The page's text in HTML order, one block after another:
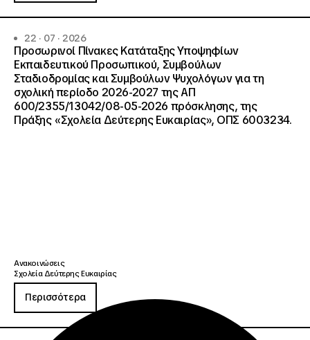
22 · 07 · 2026
Προσωρινοί Πίνακες Κατάταξης Υποψηφίων
Εκπαιδευτικού Προσωπικού, Συμβούλων
Σταδιοδρομίας και Συμβούλων Ψυχολόγων για τη
σχολική περίοδο 2026-2027 της ΑΠ
600/2355/13042/08-05-2026 πρόσκλησης, της
Πράξης «Σχολεία Δεύτερης Ευκαιρίας», ΟΠΣ 6003234.
Ανακοινώσεις
Σχολεία Δεύτερης Ευκαιρίας
Περισσότερα